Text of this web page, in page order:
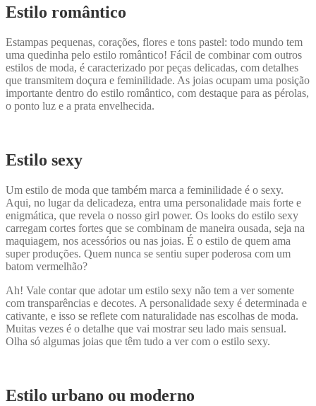
Estilo romântico
Estampas pequenas, corações, flores e tons pastel: todo mundo tem
uma quedinha pelo estilo romântico! Fácil de combinar com outros
estilos de moda, é caracterizado por peças delicadas, com detalhes
que transmitem doçura e feminilidade. As joias ocupam uma posição
importante dentro do estilo romântico, com destaque para as pérolas,
o ponto luz e a prata envelhecida.
Estilo sexy
Um estilo de moda que também marca a feminilidade é o sexy.
Aqui, no lugar da delicadeza, entra uma personalidade mais forte e
enigmática, que revela o nosso girl power. Os looks do estilo sexy
carregam cortes fortes que se combinam de maneira ousada, seja na
maquiagem, nos acessórios ou nas joias. É o estilo de quem ama
super produções. Quem nunca se sentiu super poderosa com um
batom vermelhão?
Ah! Vale contar que adotar um estilo sexy não tem a ver somente
com transparências e decotes. A personalidade sexy é determinada e
cativante, e isso se reflete com naturalidade nas escolhas de moda.
Muitas vezes é o detalhe que vai mostrar seu lado mais sensual.
Olha só algumas joias que têm tudo a ver com o estilo sexy.
Estilo urbano ou moderno